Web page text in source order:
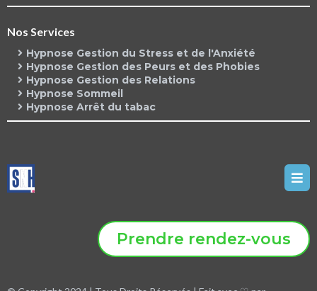
Nos Services
Hypnose Gestion du Stress et de l'Anxiété
Hypnose Gestion des Peurs et des Phobies
Hypnose Gestion des Relations
Hypnose Sommeil
Hypnose Arrêt du tabac
Prendre rendez-vous